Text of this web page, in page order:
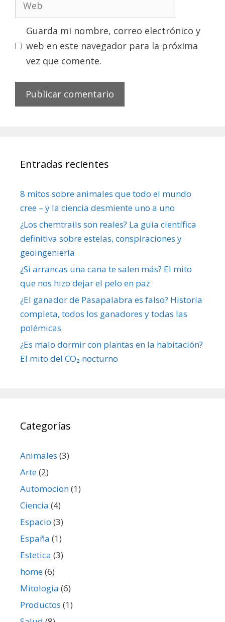
Guarda mi nombre, correo electrónico y
web en este navegador para la próxima
vez que comente.
Entradas recientes
8 mitos sobre animales que todo el mundo
cree – y la ciencia desmiente uno a uno
¿Los chemtrails son reales? La guía científica
definitiva sobre estelas, conspiraciones y
geoingeniería
¿Si arrancas una cana te salen más? El mito
que nos hizo dejar el pelo en paz
¿El ganador de Pasapalabra es falso? Historia
completa, todos los ganadores y todas las
polémicas
¿Es malo dormir con plantas en la habitación?
El mito del CO₂ nocturno
Categorías
Animales (3)
Arte(2)
Automocion(1)
Ciencia (4)
Espacio (3)
España (1)
Estetica (3)
home(6)
Mitologia (6)
Productos (1)